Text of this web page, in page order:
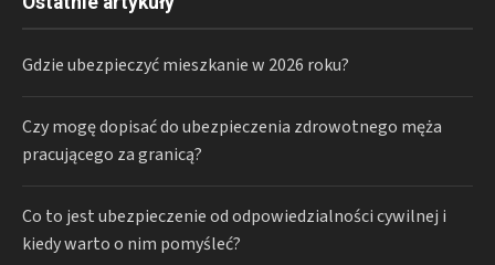
Gdzie ubezpieczyć mieszkanie w 2026 roku?
Czy mogę dopisać do ubezpieczenia zdrowotnego męża
pracującego za granicą?
Co to jest ubezpieczenie od odpowiedzialności cywilnej i
kiedy warto o nim pomyśleć?